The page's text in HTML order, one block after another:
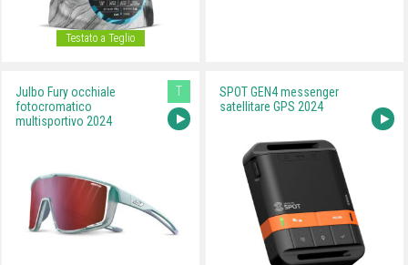
Testato a Teglio
Julbo Fury occhiale
fotocromatico
multisportivo 2024
T
SPOT GEN4 messenger
satellitare GPS 2024